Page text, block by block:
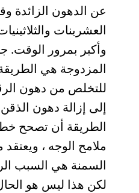
عن الدهون الزائدة
العشرينات
وأكبر بمرور الوقت.
المزدوجة هي الطريقة
للتخلص من دهون
إلى إزالة دهون
الطريقة أن تصحح
ملامح الوجه ،
السمنة هي السبب
لكن هذا ليس هو